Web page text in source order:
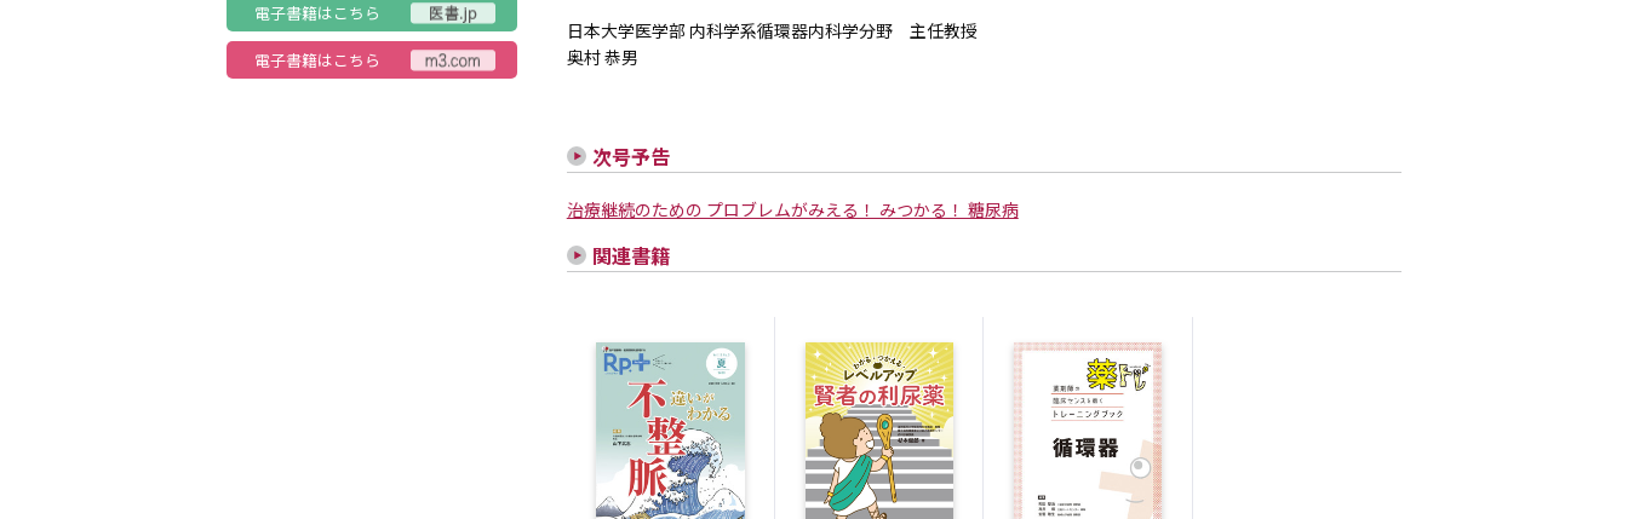
電子書籍はこちら
電子書籍はこちら
日本大学医学部 内科学系循環器内科学分野 主任教授
奥村 恭男
次号予告
治療継続のための プロブレムがみえる！ みつかる！ 糖尿病
関連書籍